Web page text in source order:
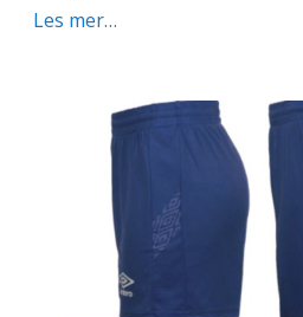
Les mer…